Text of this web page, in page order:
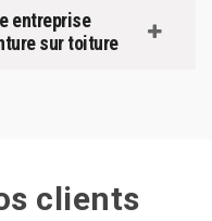
entreprise
sur toiture
clients